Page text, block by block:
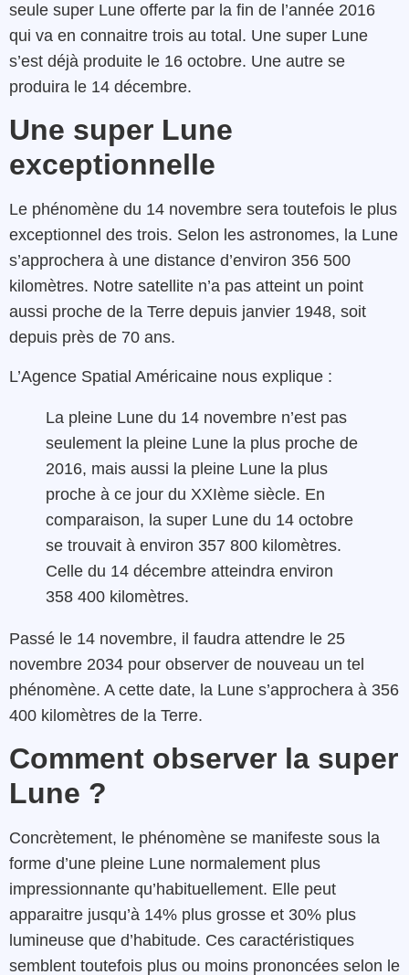
seule super Lune offerte par la fin de l’année 2016
qui va en connaitre trois au total. Une super Lune
s’est déjà produite le 16 octobre. Une autre se
produira le 14 décembre.
Une super Lune
exceptionnelle
Le phénomène du 14 novembre sera toutefois le plus
exceptionnel des trois. Selon les astronomes, la Lune
s’approchera à une distance d’environ 356 500
kilomètres. Notre satellite n’a pas atteint un point
aussi proche de la Terre depuis janvier 1948, soit
depuis près de 70 ans.
L’Agence Spatial Américaine nous explique :
La pleine Lune du 14 novembre n’est pas
seulement la pleine Lune la plus proche de
2016, mais aussi la pleine Lune la plus
proche à ce jour du XXIème siècle. En
comparaison, la super Lune du 14 octobre
se trouvait à environ 357 800 kilomètres.
Celle du 14 décembre atteindra environ
358 400 kilomètres.
Passé le 14 novembre, il faudra attendre le 25
novembre 2034 pour observer de nouveau un tel
phénomène. A cette date, la Lune s’approchera à 356
400 kilomètres de la Terre.
Comment observer la super
Lune ?
Concrètement, le phénomène se manifeste sous la
forme d’une pleine Lune normalement plus
impressionnante qu’habituellement. Elle peut
apparaitre jusqu’à 14% plus grosse et 30% plus
lumineuse que d’habitude. Ces caractéristiques
semblent toutefois plus ou moins prononcées selon le